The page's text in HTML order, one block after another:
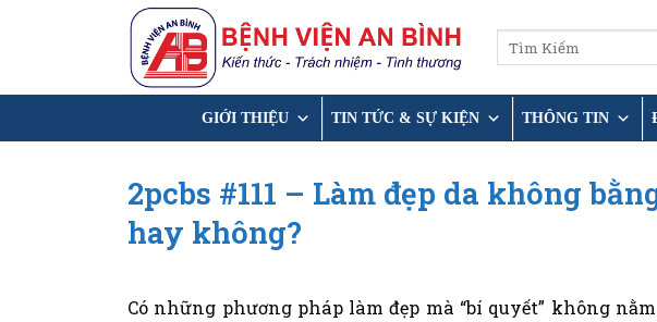
dung
GIỚI THIỆU TIN TỨC & SỰ KIỆN THÔNG TIN
2pcbs #111 – Làm đẹp da không
hay không?
Có những phương pháp làm đẹp mà “bí quyết” không